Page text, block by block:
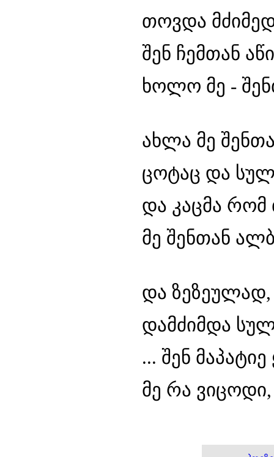
თოვდა
შენ ჩემთან
ხოლო მე -
ახლა მე
ცოტაც და
და კაცმა რომ
მე შენთან
და
დამძიმდა
... შენ
მე რა